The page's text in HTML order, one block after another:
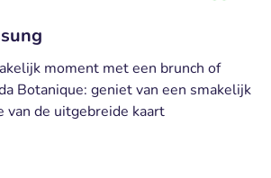
moment met een brunch of
Botanique: geniet van een smakelijk
van de uitgebreide kaart